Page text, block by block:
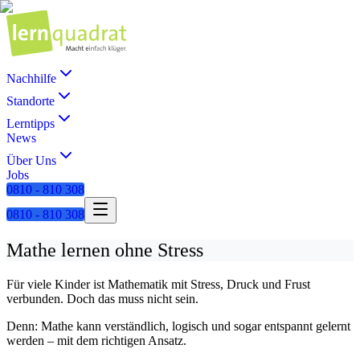
Nachhilfe
Standorte
Lerntipps
News
Über Uns
Jobs
0810 - 810 308
0810 - 810 308
Mathe lernen ohne Stress
Für viele Kinder ist Mathematik mit Stress, Druck und Frust
verbunden. Doch das muss nicht sein.
Denn: Mathe kann verständlich, logisch und sogar entspannt gelernt
werden – mit dem richtigen Ansatz.